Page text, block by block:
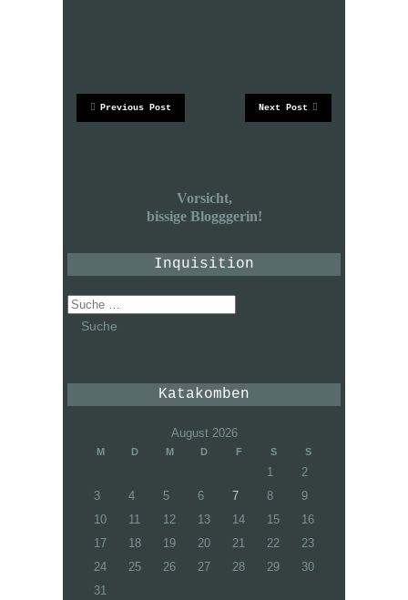
Next Post
Previous Post
Vorsicht,
bissige Blogggerin!
Inquisition
Suche
nach:
Katakomben
August 2026
M D M D F S S
1
2
3
4 5 6 7 8
9
10
11 12 13 14 15
16
17
18 19 20 21 22
23
24
25 26 27 28 29
30
31